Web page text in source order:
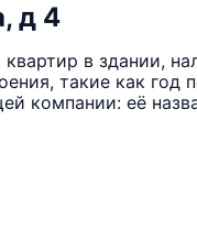
д 4
в здании,
такие как год
компании: её